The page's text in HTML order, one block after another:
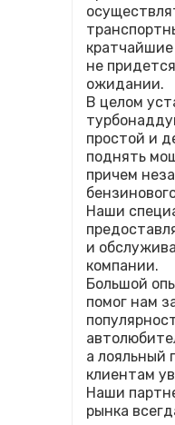
не
ожидании.
В целом
простой и
поднять
причем
Наши
и
компании.
Большой
помог нам
а лояльный
клиентам
Наши
рынка